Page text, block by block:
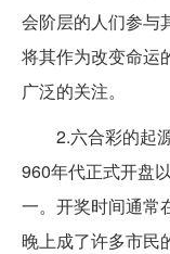
会阶层的人们参与
将其作为改变命运
广泛的关注。
2.六合彩的起源
960年代正式开盘
一。开奖时间通常
晚上成了许多市民